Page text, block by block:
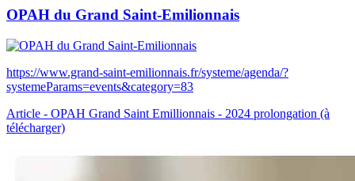
OPAH du Grand Saint-Emilionnais
https://www.grand-saint-emilionnais.fr/systeme/agenda/?
systemeParams=events&category=83
Article - OPAH Grand Saint Emillionnais - 2024 prolongation (à
télécharger)